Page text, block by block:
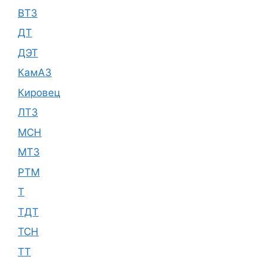
ВТЗ
ДТ
ДЭТ
КамАЗ
Кировец
ЛТЗ
МСН
МТЗ
РТМ
Т
ТДТ
ТСН
ТТ